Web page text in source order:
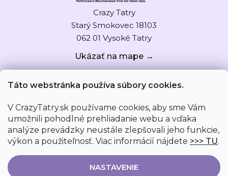
Táto webstránka používa súbory cookies.
V CrazyTatry.sk používame cookies, aby sme Vám
umožnili pohodlné prehliadanie webu a vďaka
analýze prevádzky neustále zlepšovali jeho funkcie,
výkon a použiteľnosť. Viac informácií nájdete >>> TU.
NASTAVENIE
Crazy Tatry
Starý Smokovec 18103
062 01 Vysoké Tatry
Ukázať na mape →